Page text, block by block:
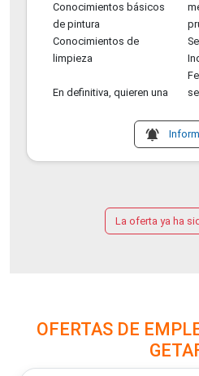
Conocimientos básicos
de pintura
Conocimientos de
limpieza
En definitiva, quieren una
notifications_active
La oferta ya ha
OFERTAS DE